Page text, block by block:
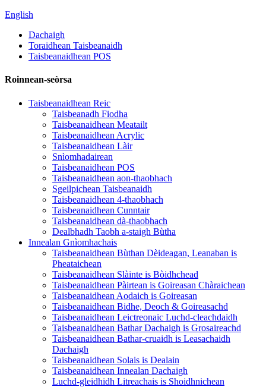
English
Dachaigh
Toraidhean Taisbeanaidh
Taisbeanaidhean POS
Roinnean-seòrsa
Taisbeanaidhean Reic
Taisbeanadh Fiodha
Taisbeanaidhean Meatailt
Taisbeanaidhean Acrylic
Taisbeanaidhean Làir
Snìomhadairean
Taisbeanaidhean POS
Taisbeanaidhean aon-thaobhach
Sgeilpichean Taisbeanaidh
Taisbeanaidhean 4-thaobhach
Taisbeanaidhean Cunntair
Taisbeanaidhean dà-thaobhach
Dealbhadh Taobh a-staigh Bùtha
Innealan Gnìomhachais
Taisbeanaidhean Bùthan Dèideagan, Leanaban is
Pheataichean
Taisbeanaidhean Slàinte is Bòidhchead
Taisbeanaidhean Pàirtean is Goireasan Chàraichean
Taisbeanaidhean Aodaich is Goireasan
Taisbeanaidhean Bidhe, Deoch & Goireasachd
Taisbeanaidhean Leictreonaic Luchd-cleachdaidh
Taisbeanaidhean Bathar Dachaigh is Grosaireachd
Taisbeanaidhean Bathar-cruaidh is Leasachaidh
Dachaigh
Taisbeanaidhean Solais is Dealain
Taisbeanaidhean Innealan Dachaigh
Luchd-gleidhidh Litreachais is Shoidhnichean